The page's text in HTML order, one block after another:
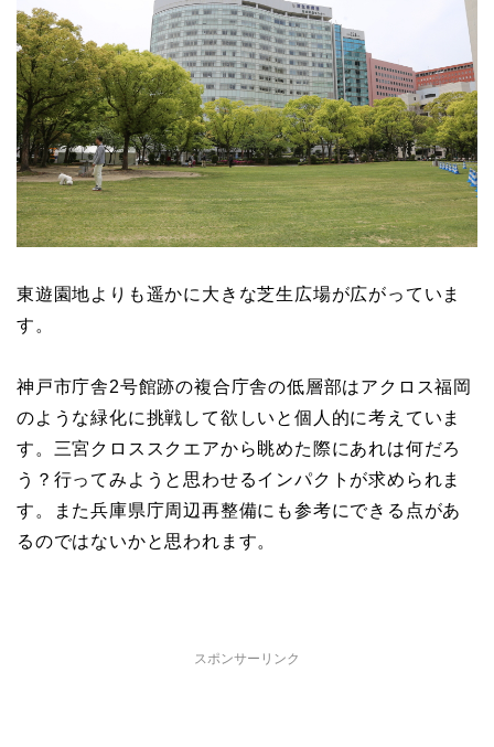
東遊園地よりも遥かに大きな芝生広場が広がっていま
す。
神戸市庁舎2号館跡の複合庁舎の低層部はアクロス福岡
のような緑化に挑戦して欲しいと個人的に考えていま
す。三宮クロススクエアから眺めた際にあれは何だろ
う？行ってみようと思わせるインパクトが求められま
す。また兵庫県庁周辺再整備にも参考にできる点があ
るのではないかと思われます。
スポンサーリンク